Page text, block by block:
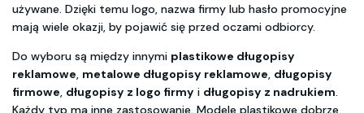
używane. Dzięki temu logo, nazwa firmy lub hasło promocyjne
mają wiele okazji, by pojawić się przed oczami odbiorcy.
Do wyboru są między innymi plastikowe długopisy
reklamowe, metalowe długopisy reklamowe, długopisy
firmowe, długopisy z logo firmy i długopisy z nadrukiem.
Każdy typ ma inne zastosowanie. Modele plastikowe dobrze